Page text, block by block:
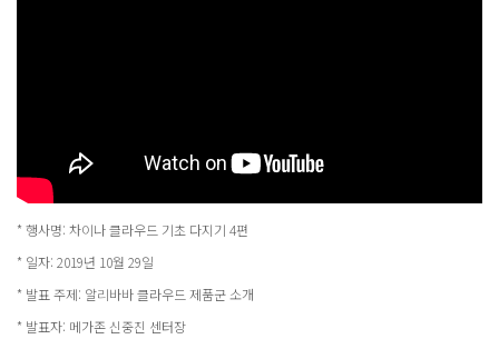
* 행사명: 차이나 클라우드 기초 다지기 4편
* 일자: 2019년 10월 29일
* 발표 주제: 알리바바 클라우드 제품군 소개
* 발표자: 메가존 신중진 센터장